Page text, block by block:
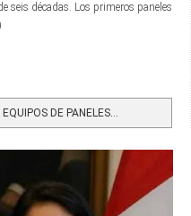
seis décadas. Los primeros paneles
DE PANELES...